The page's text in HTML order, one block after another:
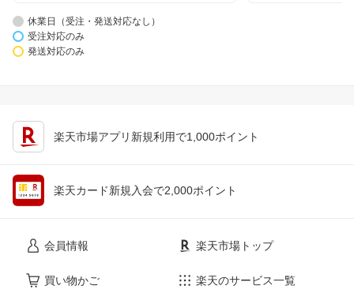
休業日（受注・発送対応なし）
受注対応のみ
発送対応のみ
楽天市場アプリ新規利用で1,000ポイント
楽天カード新規入会で2,000ポイント
会員情報
買い物かご
楽天市場トップ
楽天のサービス一覧